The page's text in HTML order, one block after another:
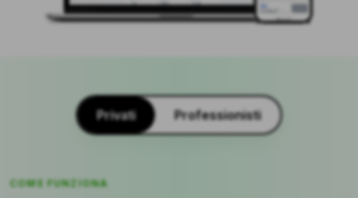
Privati Professionisti
COME FUNZIONA